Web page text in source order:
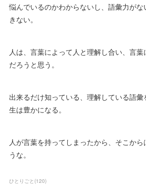
悩んでいるのかわからないし、語彙力が
きない。
人は、言葉によって人と理解し合い、言
だろうと思う。
出来るだけ知っている、理解している語
生は豊かになる。
人が言葉を持ってしまったから、そこか
うな。
ひとりごと (120)